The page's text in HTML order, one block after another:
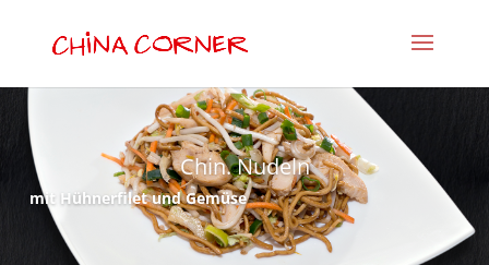
Chin. Nudeln
mit Hühnerfilet und Gemüse